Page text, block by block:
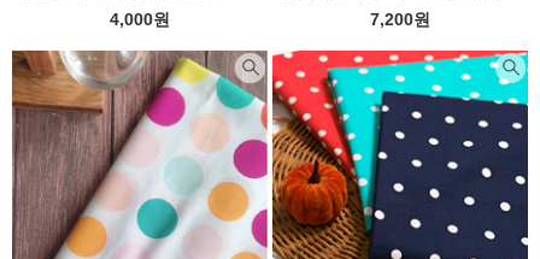
4,000원 7,200원